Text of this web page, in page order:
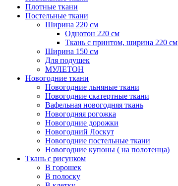
Плотные ткани
Постельные ткани
Ширина 220 см
Однотон 220 см
Ткань с принтом, ширина 220 см
Ширина 150 см
Для подушек
МУЛЕТОН
Новогодние ткани
Новогодние льняные ткани
Новогодние скатертные ткани
Вафельная новогодняя ткань
Новогодняя рогожка
Новогодние дорожки
Новогодний Лоскут
Новогодние постельные ткани
Новогодние купоны ( на полотенца)
Ткань с рисунком
В горошек
В полоску